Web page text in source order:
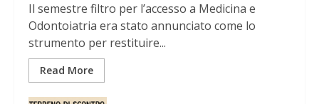
Il semestre filtro per l’accesso a Medicina e
Odontoiatria era stato annunciato come lo
strumento per restituire...
Read More